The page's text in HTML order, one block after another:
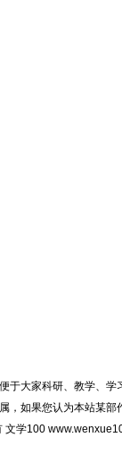
于大家科研、教学、
，如果您认为本站某
文学100